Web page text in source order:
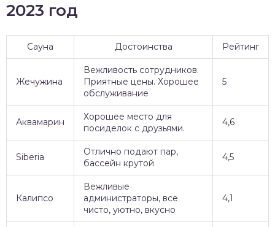
2023 год
Сауна Достоинства Рейтинг
Жечужина
Вежливость сотрудников.
Приятные цены. Хорошее
обслуживание
5
Аквамарин
Хорошее место для
посиделок с друзьями.
4,6
Siberia
Отлично подают пар,
бассейн крутой
4,5
Калипсо
Вежливые
администраторы, все
чисто, уютно, вкусно
4,1